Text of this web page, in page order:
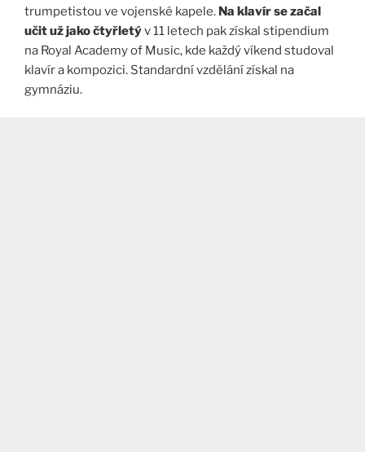
trumpetistou ve vojenské kapele. Na klavír se začal
učit už jako čtyřletýv 11 letech pak získal stipendium
na Royal Academy of Music, kde každý víkend studoval
klavír a kompozici. Standardní vzdělání získal na
gymnáziu.